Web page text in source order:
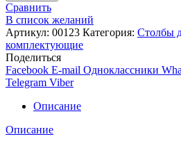
Сравнить
В список желаний
Артикул: 00123 Категория: Столбы
комплектующие
Поделиться
Facebook E-mail Одноклассники
Telegram Viber
Описание
Описание